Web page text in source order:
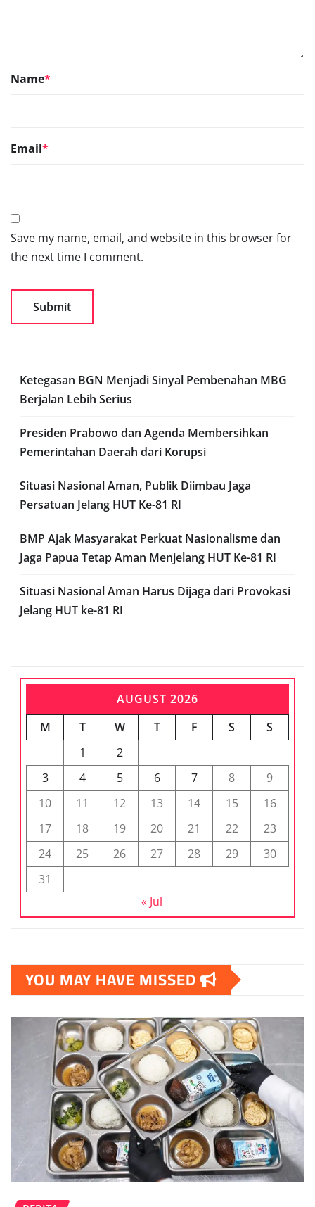
Name*
Email*
Save my name, email, and website in this browser for
the next time I comment.
Ketegasan BGN Menjadi Sinyal Pembenahan MBG
Berjalan Lebih Serius
Presiden Prabowo dan Agenda Membersihkan
Pemerintahan Daerah dari Korupsi
Situasi Nasional Aman, Publik Diimbau Jaga
Persatuan Jelang HUT Ke-81 RI
BMP Ajak Masyarakat Perkuat Nasionalisme dan
Jaga Papua Tetap Aman Menjelang HUT Ke-81 RI
Situasi Nasional Aman Harus Dijaga dari Provokasi
Jelang HUT ke-81 RI
AUGUST 2026
M
T W T F S
S
1
2
3
4 5 6 7 8
9
10
11 12 13 14 15
16
17
18 19 20 21 22
23
24
25 26 27 28 29
30
31
« Jul
YOU MAY HAVE MISSED